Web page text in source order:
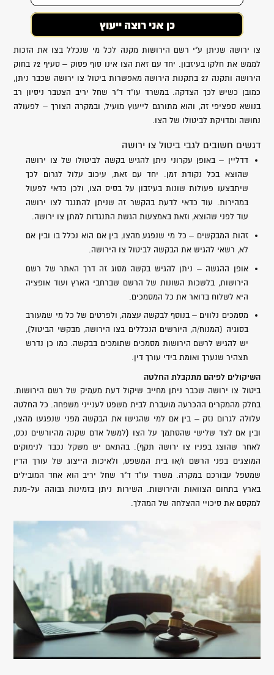
צו ירושה שניתן ע"י רשם הירושות מקנה לכל מי שנכלל בצו את הזכות
לממש את חלקו בעיזבון. יחד עם זאת הצו אינו סוף פסוק – סעיף 72 בחוק
הירושה ותקנה 27 בתקנות הירושה מאפשרות ביטול צו ירושה שכבר ניתן,
כמובן כשיש לכך הצדקה. במשרד עו"ד ד"ר שחל יריב הצטבר ניסיון רב
בנושא ספציפי זה, והוא מתורגם לייעוץ מועיל, ובמקרה הצורך – לפעולה
נחושה ומדויקת לביטולו של הצו.
דגשים חשובים לגבי ביטול צו ירושה
דדליין – באופן עקרוני ניתן להגיש בקשה לביטולו של צו ירושה
שהוצא בכל נקודת זמן. יחד עם זאת, עיכוב עלול לגרום לכך
שיתבצעו פעולות שונות בעיזבון על בסיס הצו, ולכן כדאי לפעול
במהירות. עוד כדאי לדעת בהקשר זה שניתן להתנגד לצו ירושה
עוד לפני שהוצא, וזאת באמצעות הגשת התנגדות למתן צו ירושה.
זהות המבקשים – כל מי שנפגע מהצו, בין אם הוא נכלל בו ובין אם
לא, רשאי להגיש את הבקשה לביטול צו הירושה.
אופן ההגשה – ניתן להגיש בקשה מסוג זה דרך האתר של רשם
הירושות, בלשכות השונות של הרשם שברחבי הארץ ועוד אופציה
היא לשלוח בדואר את כל המסמכים.
מסמכים נלווים – בנוסף לבקשה עצמה, ולפרטים של כל מי שמעורב
בסוגיה (המנוח/ה, היורשים הנכללים בצו הירושה, מבקשי הביטול),
יש להגיש לרשם הירושות מסמכים שתומכים בבקשה. כמו כן נדרש
תצהיר שנערך ואומת בידי עורך דין.
השיקולים לפיהם מתקבלת החלטה
ביטול צו ירושה שכבר ניתן מחייב שיקול דעת מעמיק של רשם הירושות.
בחלק מהמקרים ההכרעה מועברת לבית משפט לענייני משפחה. כל החלטה
עלולה לגרום נזק – בין אם למי שהגישו את הבקשה מפני שנפגעו מהצו,
ובין אם לצד שלישי שהסתמך על הצו (למשל אדם שקנה מהיורשים נכס,
לאחר שהוצג בפניו צו ירושה תקף). בהתאם יש משקל נכבד לנימוקים
המוצגים בפני הרשם ו/או בית המשפט, ולאיכות הייצוג של עורך הדין
שמטפל עבורכם במקרה. משרד עו"ד ד"ר שחל יריב הוא אחד המובילים
בארץ בתחום הצוואות והירושות. השירות ניתן בזמינות גבוהה על-מנת
למקסם את סיכויי ההצלחה של המהלך.